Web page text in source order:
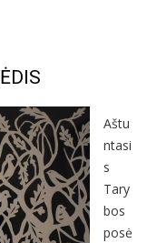
Aštu
ntasi
s
Tary
bos
posė